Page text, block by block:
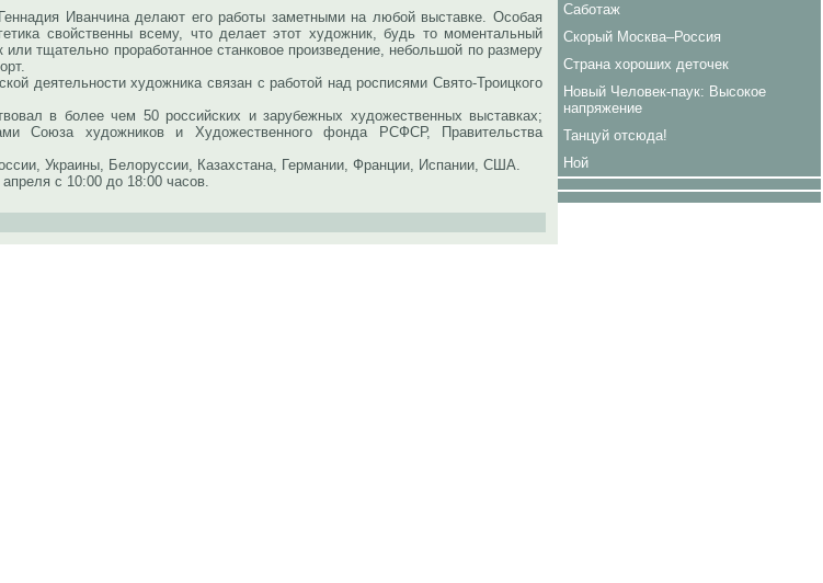
Иванчина делают его работы заметными на любой выставке. Особая
свойственны всему, что делает этот художник, будь то моментальный
или тщательно проработанное станковое произведение, небольшой по размеру
деятельности художника связан с работой над росписями Свято-Троицкого
в более чем 50 российских и зарубежных художественных выставках;
Союза художников и Художественного фонда РСФСР, Правительства
Украины, Белоруссии, Казахстана, Германии, Франции, Испании, США.
с 10:00 до 18:00 часов.
Саботаж
Скорый Москва–Россия
Страна хороших деточек
Новый Человек-паук: Высокое
напряжение
Танцуй отсюда!
Ной